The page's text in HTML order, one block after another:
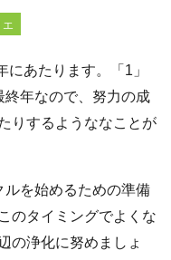
エ
あたります。「1」
年なので、努力の成
りするようななことが
を始めるための準備
のタイミングでよくな
の浄化に努めましょ